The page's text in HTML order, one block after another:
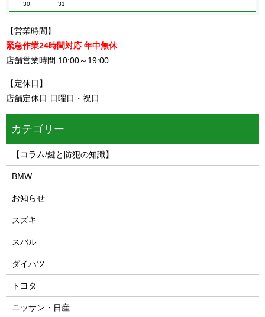
30 31
【営業時間】
緊急作業24時間対応 年中無休
店舗営業時間 10:00～19:00
【定休日】
店舗定休日 日曜日・祝日
カテゴリー
【コラム/鍵と防犯の知識】
BMW
お知らせ
スズキ
スバル
ダイハツ
トヨタ
ニッサン・日産